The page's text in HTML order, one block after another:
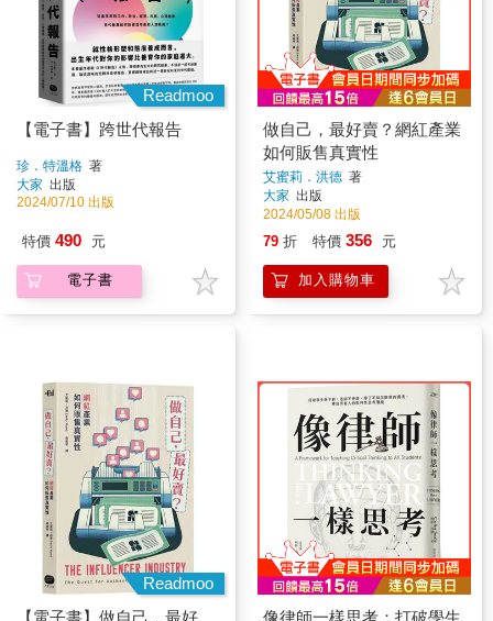
Readmoo
【電子書】跨世代報告
珍．特溫格 著
大家 出版
2024/07/10 出版
特價 490 元
電子書
做自己，最好賣？網紅產業
如何販售真實性
艾蜜莉．洪德 著
大家 出版
2024/05/08 出版
79 折 特價 356 元
加入購物車
Readmoo